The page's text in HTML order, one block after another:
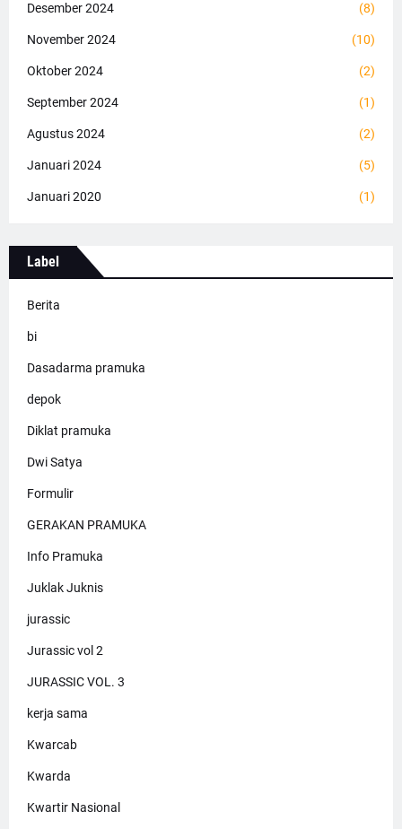
Desember 2024 (8)
November 2024 (10)
Oktober 2024 (2)
September 2024 (1)
Agustus 2024 (2)
Januari 2024 (5)
Januari 2020 (1)
Label
Berita
bi
Dasadarma pramuka
depok
Diklat pramuka
Dwi Satya
Formulir
GERAKAN PRAMUKA
Info Pramuka
Juklak Juknis
jurassic
Jurassic vol 2
JURASSIC VOL. 3
kerja sama
Kwarcab
Kwarda
Kwartir Nasional